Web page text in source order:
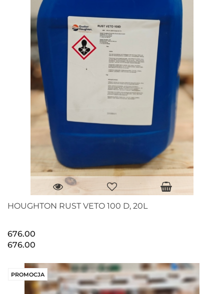
HOUGHTON RUST VETO 100 D, 20L
676.00
676.00
PROMOCJA